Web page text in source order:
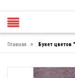
Главная » Букет цветов